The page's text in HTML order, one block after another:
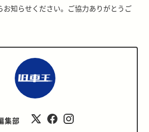
お知らせください。ご協力ありがとうご
集部